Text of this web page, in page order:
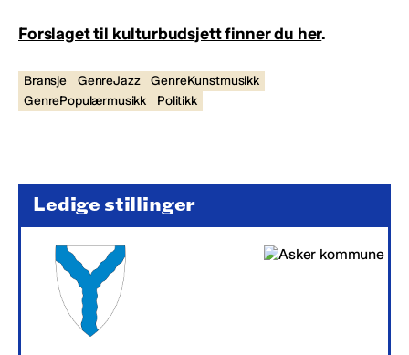
Forslaget til kulturbudsjett finner du her.
Bransje GenreJazz
GenreKunstmusikk
GenrePopulærmusikk
Politikk
Ledige stillinger